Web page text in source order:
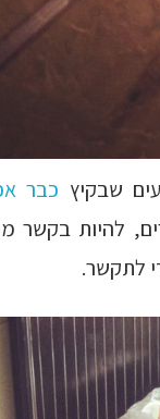
שבקיץ כבר
להיות בקשר
לתקשר.